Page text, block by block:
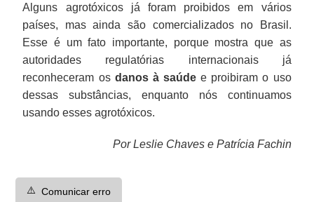
Alguns agrotóxicos já foram proibidos em vários
países, mas ainda são comercializados no Brasil.
Esse é um fato importante, porque mostra que as
autoridades regulatórias internacionais já
reconheceram os danos à saúde e proibiram o uso
dessas substâncias, enquanto nós continuamos
usando esses agrotóxicos.
Por Leslie Chaves e Patrícia Fachin
⚠️ Comunicar erro